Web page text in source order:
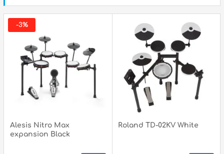
Alesis Nitro Max
expansion Black
-3%
Roland TD-02KV White